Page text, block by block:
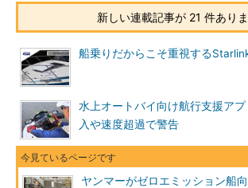
新しい連載記事が 21 件あり
船乗りだからこそ重視する
水上オートバイ向け航行支援ア
入や速度超過で警告
ヤンマーがゼロエミッション船